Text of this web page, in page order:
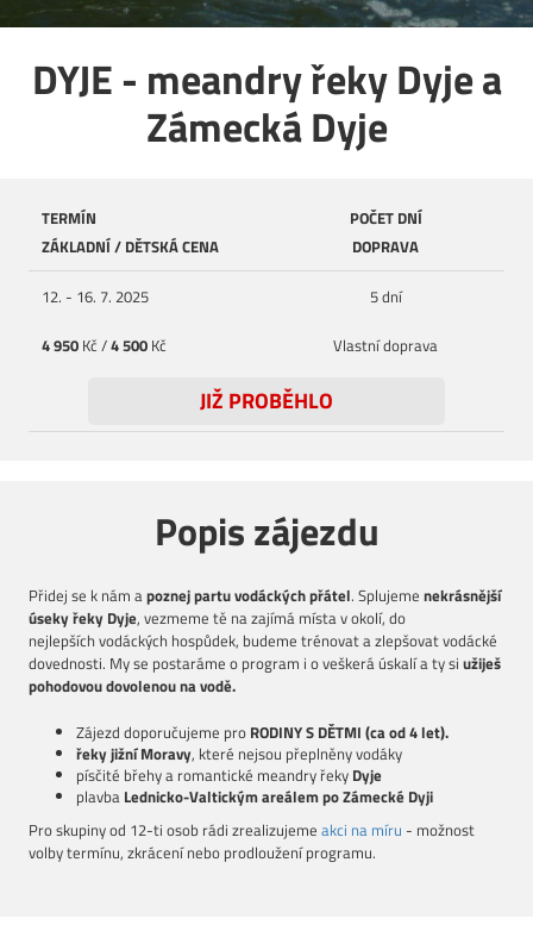
DYJE - meandry řeky Dyje a
Zámecká Dyje
TERMÍN
POČET DNÍ
ZÁKLADNÍ / DĚTSKÁ CENA
DOPRAVA
12. - 16. 7. 2025 5 dní
4 950 Kč /4 500 Kč Vlastní doprava
JIŽ PROBĚHLO
Popis zájezdu
Přidej se k nám apoznej partuvodáckých přátel. Splujeme nekrásnější
úseky řeky Dyje, vezmeme tě na zajímá místa v okolí, do
nejlepších vodáckých hospůdek, budeme trénovat a zlepšovat vodácké
dovednosti. My se postaráme o program i o veškerá úskalí a ty si užiješ
pohodovou dovolenou na vodě.
Zájezd doporučujeme pro RODINY S DĚTMI (ca od 4 let).
řeky jižní Moravy, které nejsou přeplněny vodáky
písčité břehy a romantické meandry řekyDyje
plavbaLednicko-Valtickým areálem po Zámecké Dyji
Pro skupiny od 12-ti osob rádi zrealizujeme akci na míru - možnost
volby termínu, zkrácení nebo prodloužení programu.